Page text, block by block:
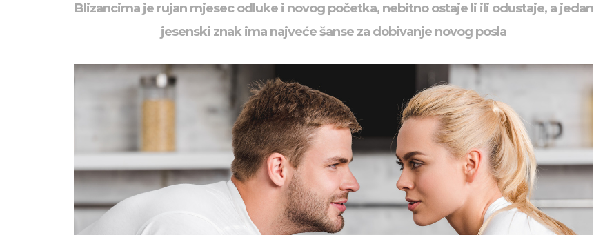
Blizancima je rujan mjesec odluke i novog početka, nebitno ostaje li ili odustaje, a jedan
jesenski znak ima najveće šanse za dobivanje novog posla